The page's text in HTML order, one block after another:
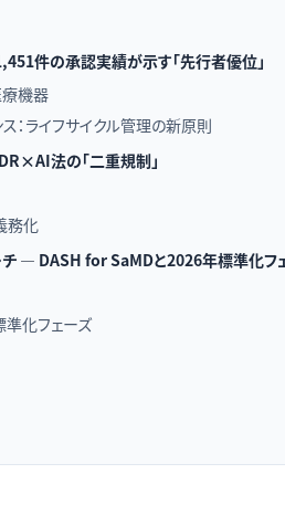
件の承認実績が示す「先行者優位」
機器
：ライフサイクル管理の新原則
法の「二重規制」
務化
チ — DASH for SaMDと2026年標準化フ
化フェーズ